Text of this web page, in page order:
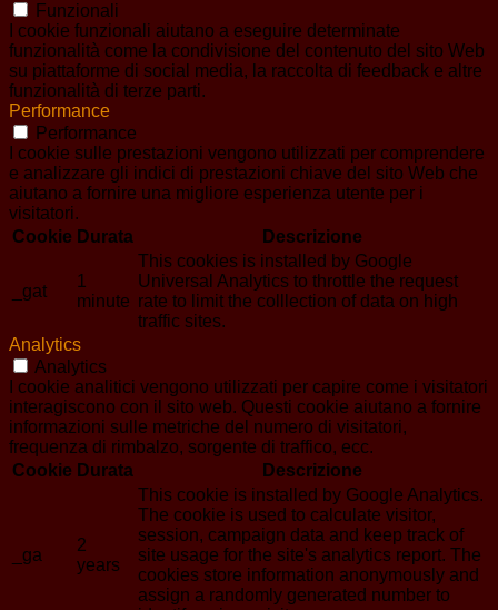
Funzionali
I cookie funzionali aiutano a eseguire determinate
funzionalità come la condivisione del contenuto del sito Web
su piattaforme di social media, la raccolta di feedback e altre
funzionalità di terze parti.
Performance
Performance
I cookie sulle prestazioni vengono utilizzati per comprendere
e analizzare gli indici di prestazioni chiave del sito Web che
aiutano a fornire una migliore esperienza utente per i
visitatori.
Cookie Durata Descrizione
_gat
1
minute
This cookies is installed by Google
Universal Analytics to throttle the request
rate to limit the colllection of data on high
traffic sites.
Analytics
Analytics
I cookie analitici vengono utilizzati per capire come i visitatori
interagiscono con il sito web. Questi cookie aiutano a fornire
informazioni sulle metriche del numero di visitatori,
frequenza di rimbalzo, sorgente di traffico, ecc.
Cookie Durata Descrizione
_ga
2
years
This cookie is installed by Google Analytics.
The cookie is used to calculate visitor,
session, campaign data and keep track of
site usage for the site's analytics report. The
cookies store information anonymously and
assign a randomly generated number to